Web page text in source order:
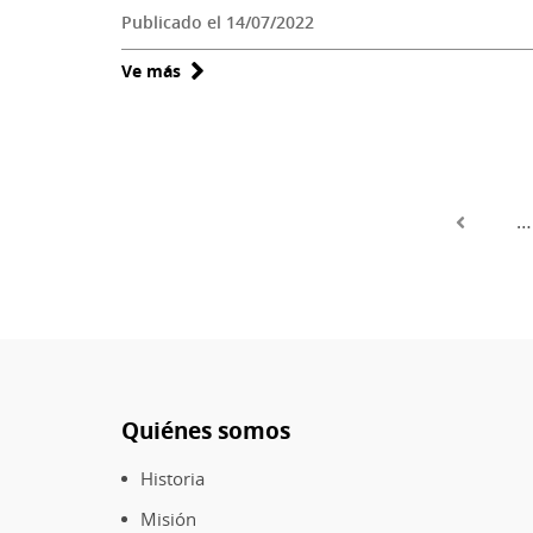
Publicado el 14/07/2022
Ve más sobre
de
y
Bello
…
Quiénes somos
Historia
Misión